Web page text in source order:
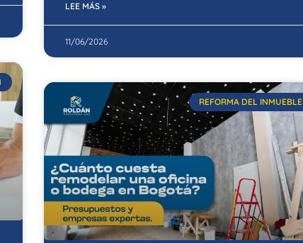
LEE MÁS »
11/06/2026
REFORMA DEL INMUEBLE